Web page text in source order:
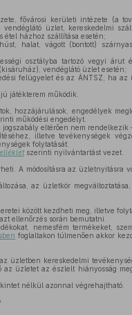
fővárosi kerületi intézete (a
üzlet, kereskedelmi
étel házhoz szállítása esetén;
halat, vágott (bontott)
osztályba tartozó vegyi árut
vendéglátó üzlet esetén;
felügyelet és az ÁNTSZ, ha
játékterem működik.
hozzájárulások, engedélyek
működési engedélyt.
eltérően nem
illetve tevékenységek
folytatását.
szerinti nyilvántartást vezet.
A módosításra az üzletnyitásra
az üzletkör
között kezdheti meg, illetve
ellenőrzés során bemutatni.
nemesfém termékeket,
foglaltakon túlmenően akkor
üzletben kereskedelmi
üzletet az észlelt hiányosság
nélkül azonnal végrehajtható.